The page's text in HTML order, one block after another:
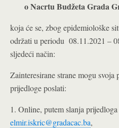
o Nacrtu Budžeta Grada
koja će se, zbog epidemiološke
održati u periodu 08.11.2021 –
sljedeći način:
Zainteresirane strane mogu svoja
prijedloge poslati:
1. Online, putem slanja
elmir.iskric@gradacac.ba,